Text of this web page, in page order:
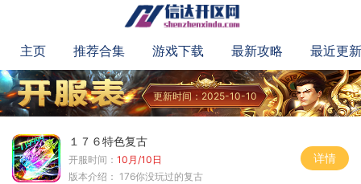
主页 推荐合集 游戏下载 最新攻略 最近更新
更新时间：2025-10-10
１７６特色复古
开服时间： 10月/10日
版本介绍： 176你没玩过的复古
详情